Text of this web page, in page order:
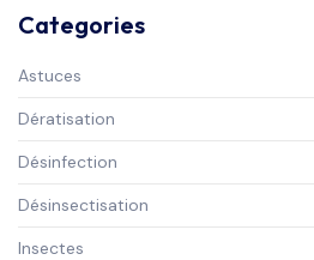
Categories
Astuces
Dératisation
Désinfection
Désinsectisation
Insectes